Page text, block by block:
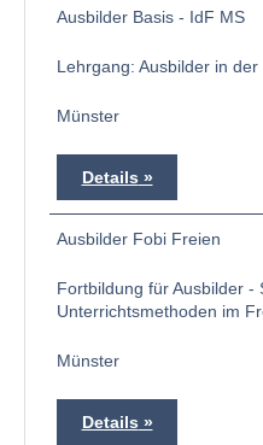
Ausbilder Basis - IdF MS
Lehrgang: Ausbilder in
Münster
Details
Ausbilder Fobi Freien
Fortbildung für Ausbilder -
Unterrichtsmethoden im
Münster
Details